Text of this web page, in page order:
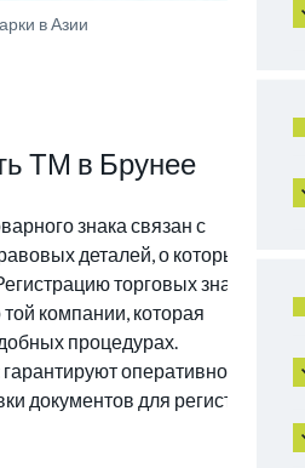
в Азии
ТМ в Брунее
знака связан с
деталей, о которых
торговых знаков
компании, которая
процедурах.
оперативное
документов для регистрации